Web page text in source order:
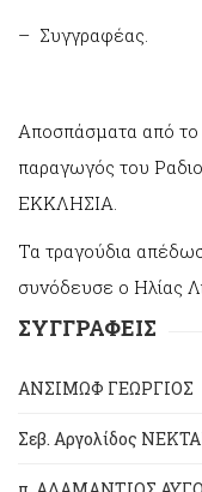
– Συγγραφέας.
Αποσπάσματα από το
παραγωγός του
ΕΚΚΛΗΣΙΑ.
Τα τραγούδια
συνόδευσε ο Ηλίας
ΣΥΓΓΡΑΦΕΙΣ
ΑΝΣΙΜΩΦ ΓΕΩΡΓΙΟΣ
Σεβ. Αργολίδος